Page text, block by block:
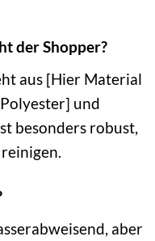
der Shopper?
aus [Hier Material
und
besonders robust,
aber